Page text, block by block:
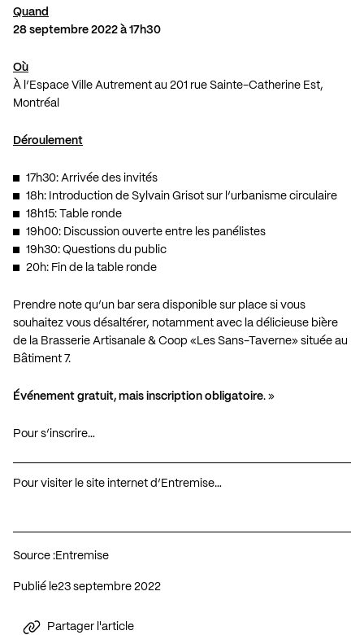
Quand
28 septembre 2022 à 17h30
Où
À l’Espace Ville Autrement au 201 rue Sainte-Catherine Est,
Montréal
Déroulement
17h30: Arrivée des invités
18h: Introduction de Sylvain Grisot sur l’urbanisme circulaire
18h15: Table ronde
19h00: Discussion ouverte entre les panélistes
19h30: Questions du public
20h: Fin de la table ronde
Prendre note qu’un bar sera disponible sur place si vous
souhaitez vous désaltérer, notamment avec la délicieuse bière
de la Brasserie Artisanale & Coop «Les Sans-Taverne» située au
Bâtiment 7.
Événement gratuit, mais inscription obligatoire. »
Pour s’inscrire…
Pour visiter le site internet d’Entremise…
Source :Entremise
Publié le 23 septembre 2022
Partager l'article